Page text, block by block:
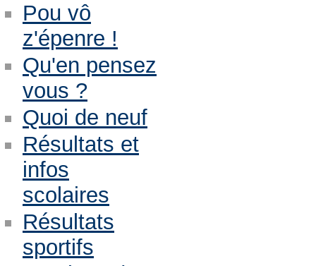
Pou vô
z'épenre !
Qu'en pensez
vous ?
Quoi de neuf
Résultats et
infos
scolaires
Résultats
sportifs